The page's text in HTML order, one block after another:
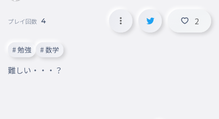
プレイ回数 4 2
# 勉強 # 数学
難しい・・・？